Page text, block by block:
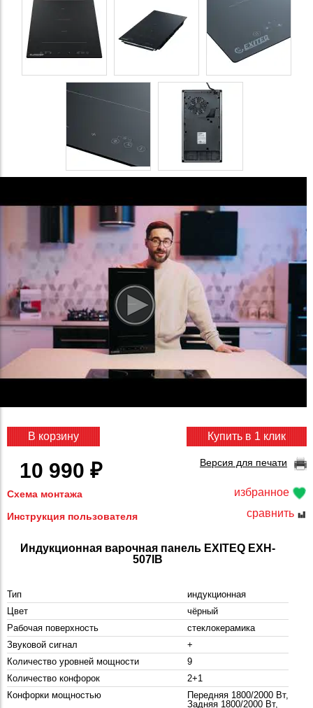
избранное
сравнить
В корзину
10 990 ₽
Купить в 1 клик
Версия для печати
Схема монтажа
Инструкция пользователя
Индукционная варочная панель EXITEQ EXH-
507IB
Тип
индукционная
Цвет
чёрный
Рабочая поверхность
стеклокерамика
Звуковой сигнал
+
Количество уровней мощности
9
Количество конфорок
2+1
Конфорки мощностью
Передняя 1800/2000 Вт,
Задняя 1800/2000 Вт,